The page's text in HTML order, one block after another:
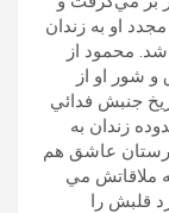
او به زندان
محمود از
شور او از
جنبش فدائي
زندان به
عاشق هم
ملاقاتش مي
قلبش را